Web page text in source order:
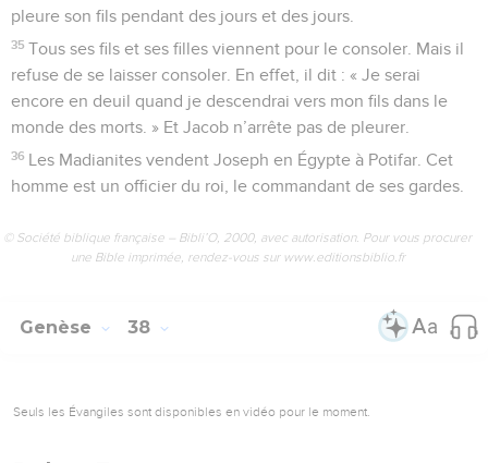
pleure son fils pendant des jours et des jours.
35 Tous ses fils et ses filles viennent pour le consoler. Mais il
refuse de se laisser consoler. En effet, il dit : « Je serai
encore en deuil quand je descendrai vers mon fils dans le
monde des morts. » Et Jacob n’arrête pas de pleurer.
36 Les Madianites vendent Joseph en Égypte à Potifar. Cet
homme est un officier du roi, le commandant de ses gardes.
© Société biblique française – Bibli’O, 2000, avec autorisation. Pour vous procurer
une Bible imprimée, rendez-vous sur www.editionsbiblio.fr
Genèse 38
Seuls les Évangiles sont disponibles en vidéo pour le moment.